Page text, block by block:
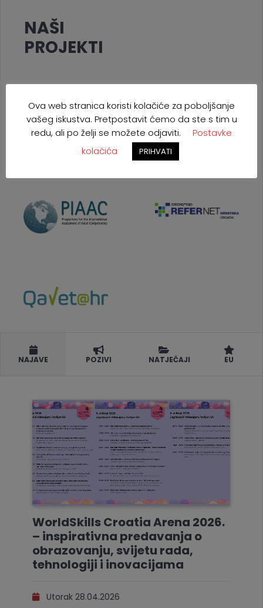
NAŠI
PROJEKTI
NAJAVE POZIVI NATJEČAJI EU
WorldSkills Croatia Arena 2026.
– inspirativna predavanja o
obrazovanju, svijetu rada,
tehnologiji i inovacijama
Utorak 28.04.2026
Ova web stranica koristi kolačiće za poboljšanje
vašeg iskustva. Pretpostavit ćemo da ste s tim u
redu, ali po želji se možete odjaviti.
Postavke
kolačića
PRIHVATI